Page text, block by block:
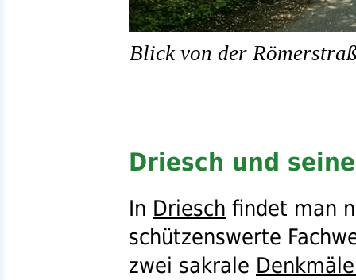
Blick von der
Driesch und
In Driesch findet man
schützenswerte
zwei sakrale